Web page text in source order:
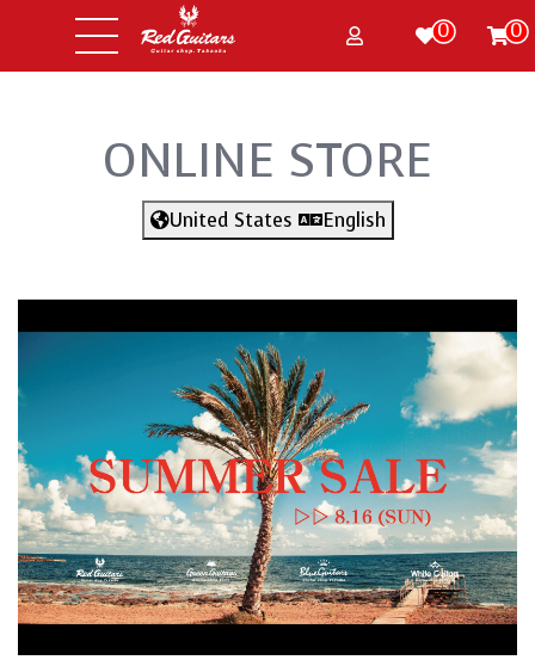
0 0
ONLINE STORE
United States English